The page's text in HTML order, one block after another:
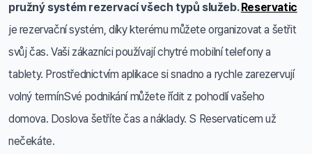
pružný systém rezervací všech typů služeb.Reservatic
je rezervační systém, díky kterému můžete organizovat a šetřit
svůj čas. Vaši zákazníci používají chytré mobilní telefony a
tablety. Prostřednictvím aplikace si snadno a rychle zarezervují
volný termínSvé podnikání můžete řídit z pohodlí vašeho
domova. Doslova šetříte čas a náklady. S Reservaticem už
nečekáte.